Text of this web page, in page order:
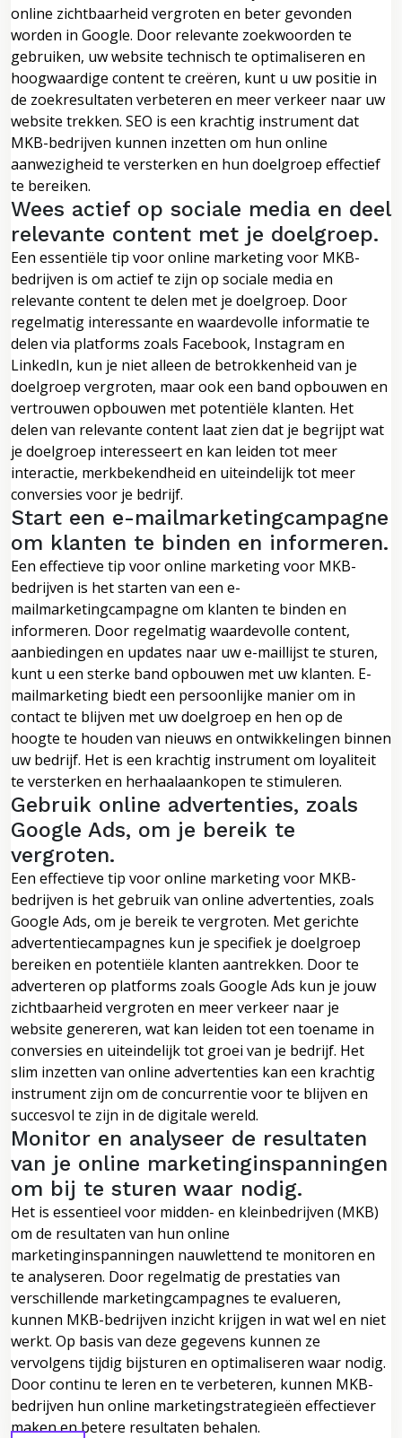
online zichtbaarheid vergroten en beter gevonden
worden in Google. Door relevante zoekwoorden te
gebruiken, uw website technisch te optimaliseren en
hoogwaardige content te creëren, kunt u uw positie in
de zoekresultaten verbeteren en meer verkeer naar uw
website trekken. SEO is een krachtig instrument dat
MKB-bedrijven kunnen inzetten om hun online
aanwezigheid te versterken en hun doelgroep effectief
te bereiken.
Wees actief op sociale media en deel
relevante content met je doelgroep.
Een essentiële tip voor online marketing voor MKB-
bedrijven is om actief te zijn op sociale media en
relevante content te delen met je doelgroep. Door
regelmatig interessante en waardevolle informatie te
delen via platforms zoals Facebook, Instagram en
LinkedIn, kun je niet alleen de betrokkenheid van je
doelgroep vergroten, maar ook een band opbouwen en
vertrouwen opbouwen met potentiële klanten. Het
delen van relevante content laat zien dat je begrijpt wat
je doelgroep interesseert en kan leiden tot meer
interactie, merkbekendheid en uiteindelijk tot meer
conversies voor je bedrijf.
Start een e-mailmarketingcampagne
om klanten te binden en informeren.
Een effectieve tip voor online marketing voor MKB-
bedrijven is het starten van een e-
mailmarketingcampagne om klanten te binden en
informeren. Door regelmatig waardevolle content,
aanbiedingen en updates naar uw e-maillijst te sturen,
kunt u een sterke band opbouwen met uw klanten. E-
mailmarketing biedt een persoonlijke manier om in
contact te blijven met uw doelgroep en hen op de
hoogte te houden van nieuws en ontwikkelingen binnen
uw bedrijf. Het is een krachtig instrument om loyaliteit
te versterken en herhaalaankopen te stimuleren.
Gebruik online advertenties, zoals
Google Ads, om je bereik te
vergroten.
Een effectieve tip voor online marketing voor MKB-
bedrijven is het gebruik van online advertenties, zoals
Google Ads, om je bereik te vergroten. Met gerichte
advertentiecampagnes kun je specifiek je doelgroep
bereiken en potentiële klanten aantrekken. Door te
adverteren op platforms zoals Google Ads kun je jouw
zichtbaarheid vergroten en meer verkeer naar je
website genereren, wat kan leiden tot een toename in
conversies en uiteindelijk tot groei van je bedrijf. Het
slim inzetten van online advertenties kan een krachtig
instrument zijn om de concurrentie voor te blijven en
succesvol te zijn in de digitale wereld.
Monitor en analyseer de resultaten
van je online marketinginspanningen
om bij te sturen waar nodig.
Het is essentieel voor midden- en kleinbedrijven (MKB)
om de resultaten van hun online
marketinginspanningen nauwlettend te monitoren en
te analyseren. Door regelmatig de prestaties van
verschillende marketingcampagnes te evalueren,
kunnen MKB-bedrijven inzicht krijgen in wat wel en niet
werkt. Op basis van deze gegevens kunnen ze
vervolgens tijdig bijsturen en optimaliseren waar nodig.
Door continu te leren en te verbeteren, kunnen MKB-
bedrijven hun online marketingstrategieën effectiever
maken en betere resultaten behalen.